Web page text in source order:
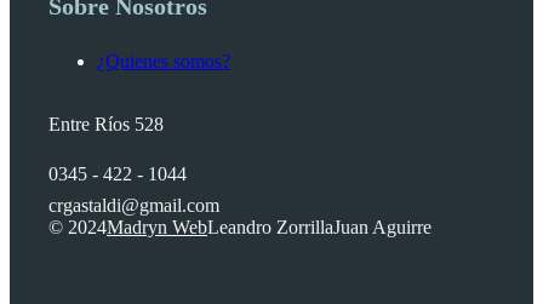
Sobre Nosotros
¿Quienes somos?
Entre Ríos 528
0345 - 422 - 1044
crgastaldi@gmail.com
© 2024Madryn WebLeandro ZorrillaJuan Aguirre